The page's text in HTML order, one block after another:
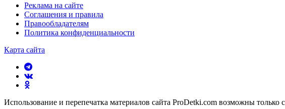
Реклама на сайте
Соглашения и правила
Правообладателям
Политика конфиденциальности
Карта сайта
Использование и перепечатка материалов сайта ProDetki.com возможны